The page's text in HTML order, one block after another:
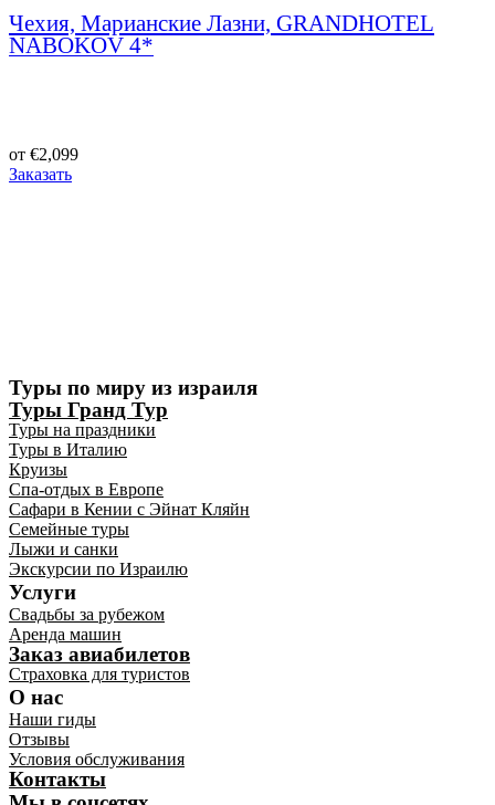
Чехия, Марианские Лазни, GRANDHOTEL
NABOKOV 4*
от €2,099
Заказать
Туры по миру из израиля
Туры Гранд Тур
Туры на праздники
Туры в Италию
Круизы
Спа-отдых в Европе
Сафари в Кении с Эйнат Кляйн
Семейные туры
Лыжи и санки
Экскурсии по Израилю
Услуги
Свадьбы за рубежом
Аренда машин
Заказ авиабилетов
Страховка для туристов
О нас
Наши гиды
Отзывы
Условия обслуживания
Контакты